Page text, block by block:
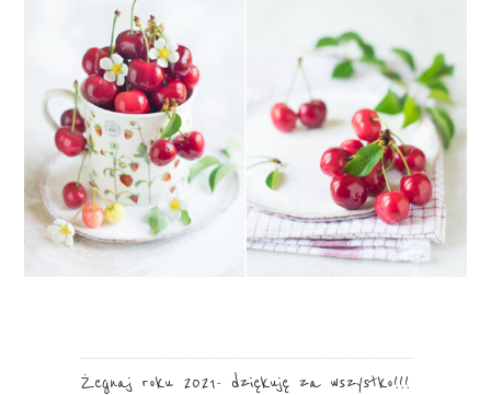
Żegnaj roku 2021- dziękuję za wszystko!!!